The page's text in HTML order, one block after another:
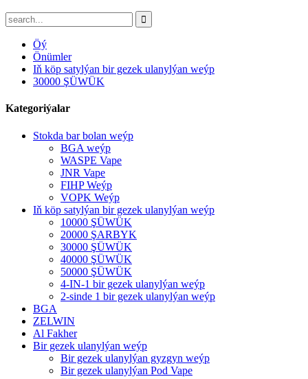
Öý
Önümler
Iň köp satylýan bir gezek ulanylýan weýp
30000 ŞÜWÜK
Kategoriýalar
Stokda bar bolan weýp
BGA weýp
WASPE Vape
JNR Vape
FIHP Weýp
VOPK Weýp
Iň köp satylýan bir gezek ulanylýan weýp
10000 ŞÜWÜK
20000 ŞARBYK
30000 ŞÜWÜK
40000 ŞÜWÜK
50000 ŞÜWÜK
4-IN-1 bir gezek ulanylýan weýp
2-sinde 1 bir gezek ulanylýan weýp
BGA
ZELWIN
Al Fakher
Bir gezek ulanylýan weýp
Bir gezek ulanylýan gyzgyn weýp
Bir gezek ulanylýan Pod Vape